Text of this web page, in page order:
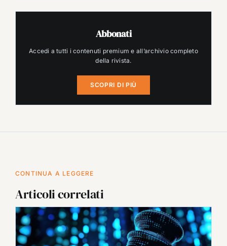
Abbonati
Accedi a tutti i contenuti premium e all’archivio completo
della rivista.
SCOPRI DI PIÙ
CONTINUA A LEGGERE
Articoli correlati